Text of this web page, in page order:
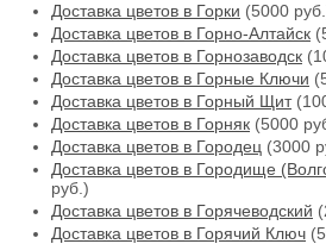
Доставка цветов в Горки (5000
Доставка цветов в Горно-Алтайск
Доставка цветов в Горнозаводск
Доставка цветов в Горные Ключи
Доставка цветов в Горный Щит
Доставка цветов в Горняк (5000
Доставка цветов в Городец (3000
Доставка цветов в Городище
руб.)
Доставка цветов в Горячеводский
Доставка цветов в Горячий Ключ